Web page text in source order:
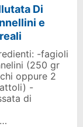
Di
e
-fagioli
(250 gr
oppure 2
-
di